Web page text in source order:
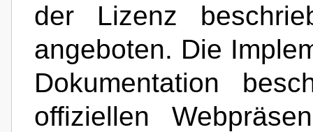
der Lizenz
angeboten. Die
Dokumentation
offiziellen